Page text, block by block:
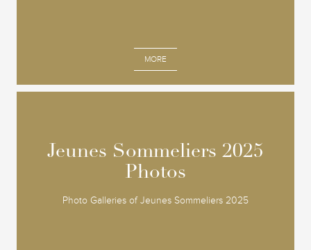
MORE
Jeunes Sommeliers 2025
Photos
Photo Galleries of Jeunes Sommeliers 2025
Jeunes Sommeliers 2025
Photos